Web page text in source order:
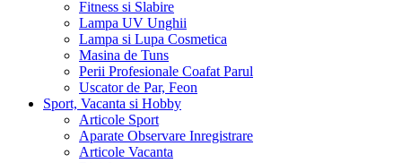
Fitness si Slabire
Lampa UV Unghii
Lampa si Lupa Cosmetica
Masina de Tuns
Perii Profesionale Coafat Parul
Uscator de Par, Feon
Sport, Vacanta si Hobby
Articole Sport
Aparate Observare Inregistrare
Articole Vacanta